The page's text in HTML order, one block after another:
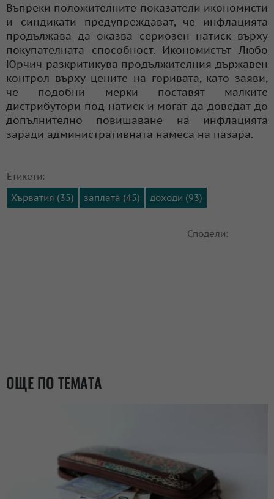
Въпреки положителните показатели икономисти
и синдикати предупреждават, че инфлацията
продължава да оказва сериозен натиск върху
покупателната способност. Икономистът Любо
Юрчич разкритикува продължителния държавен
контрол върху цените на горивата, като заяви,
че подобни мерки поставят малките
дистрибутори под натиск и могат да доведат до
допълнително повишаване на инфлацията
заради административната намеса на пазара.
Етикети:
Хърватия (35)
заплата (45) доходи (93)
Сподели:
ОЩЕ ПО ТЕМАТА